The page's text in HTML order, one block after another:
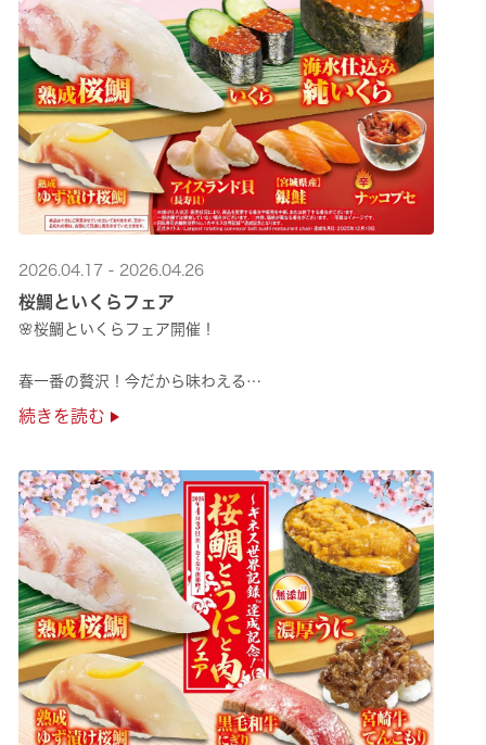
2026.04.17 - 2026.04.26
桜鯛といくらフェア
🌸桜鯛といくらフェア開催！
春一番の贅沢！今だから味わえる
旬の旨さの熟成🌸桜鯛と
是非お越しください✨
続きを読む